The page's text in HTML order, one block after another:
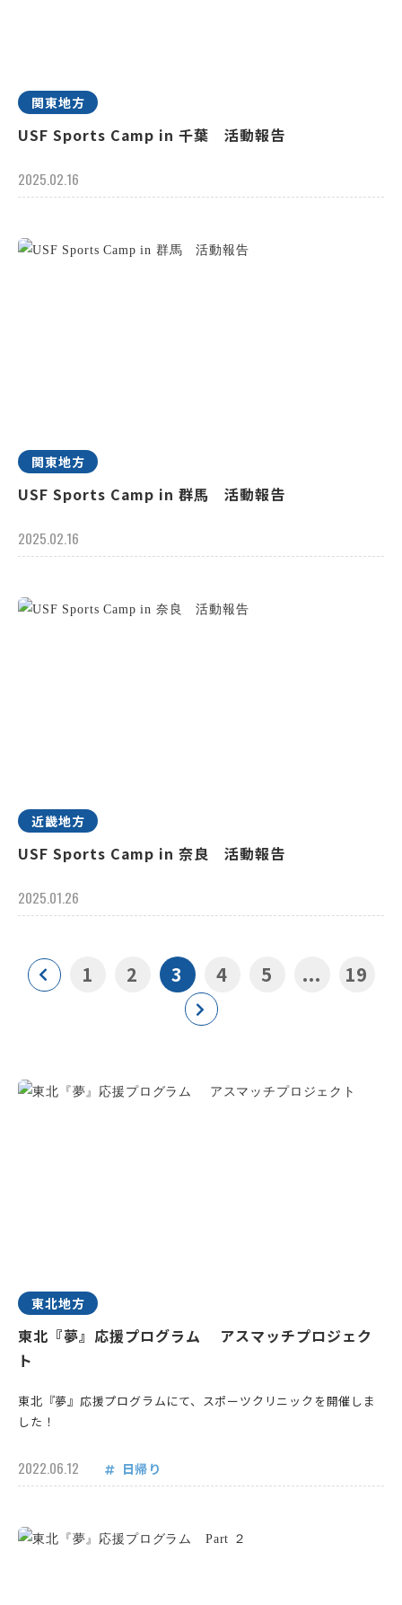
関東地方
USF Sports Camp in 千葉 活動報告
2025.02.16
関東地方
USF Sports Camp in 群馬 活動報告
2025.02.16
近畿地方
USF Sports Camp in 奈良 活動報告
2025.01.26
1 2 3 4 5 ... 19
東北地方
東北『夢』応援プログラム アスマッチプロジェク
ト
東北『夢』応援プログラムにて、スポーツクリニックを開催しま
した！
2022.06.12 日帰り